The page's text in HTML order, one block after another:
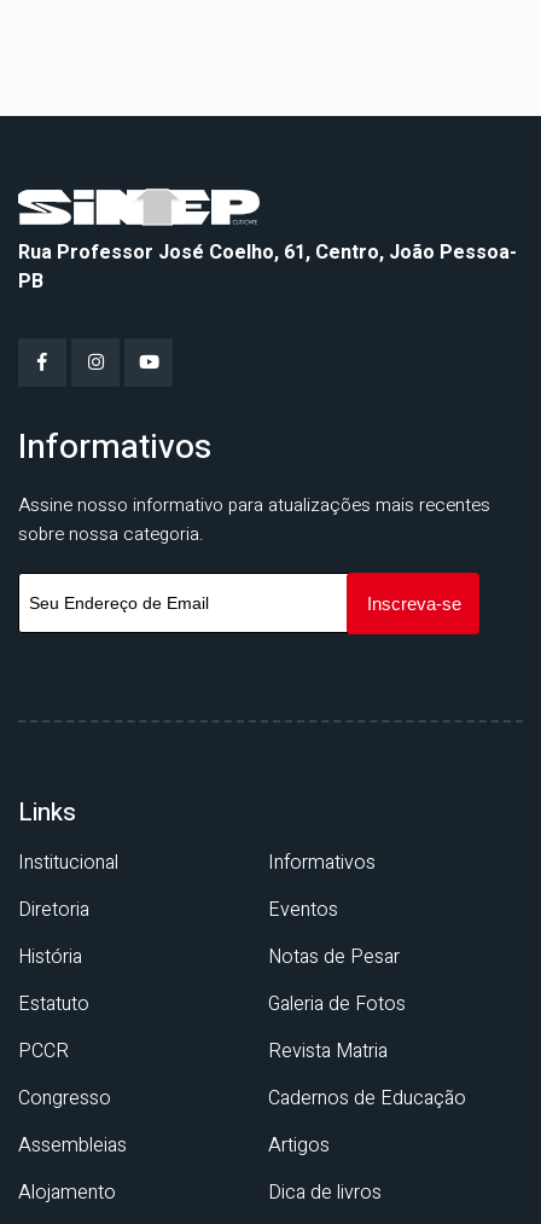
Rua Professor José Coelho, 61, Centro, João Pessoa-
PB
Informativos
Assine nosso informativo para atualizações mais recentes
sobre nossa categoria.
Links
Institucional
Diretoria
História
Estatuto
PCCR
Congresso
Assembleias
Alojamento
Informativos
Eventos
Notas de Pesar
Galeria de Fotos
Revista Matria
Cadernos de Educação
Artigos
Dica de livros